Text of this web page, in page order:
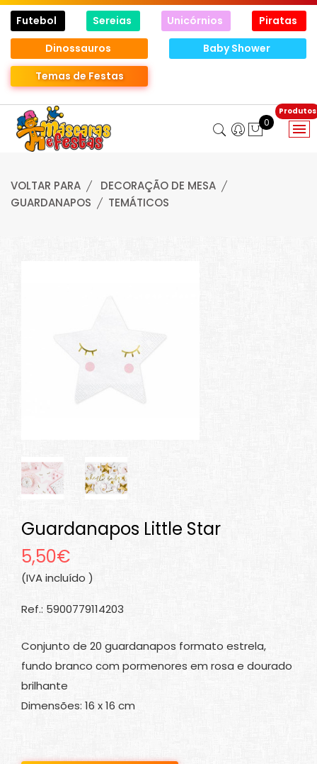
Futebol Sereias Unicórnios
Piratas
Dinossauros
Baby Shower
Temas de Festas
0
VOLTAR PARA
DECORAÇÃO DE MESA
GUARDANAPOS
TEMÁTICOS
Guardanapos Little Star
5,50€
(IVA incluído )
Ref.: 5900779114203
Conjunto de 20 guardanapos formato estrela,
fundo branco com pormenores em rosa e dourado
brilhante
Dimensões: 16 x 16 cm